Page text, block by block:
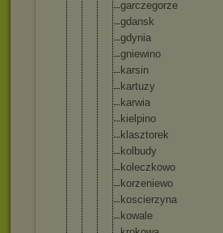
garczegorze
gdansk
gdynia
gniewino
karsin
kartuzy
karwia
kielpino
klasztorek
kolbudy
koleczkowo
korzeniewo
koscierzyna
kowale